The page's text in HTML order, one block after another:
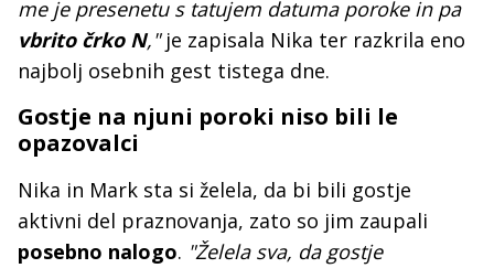
me je presenetu s tatujem datuma poroke in pa
vbrito črko N," je zapisala Nika ter razkrila eno
najbolj osebnih gest tistega dne.
Gostje na njuni poroki niso bili le
opazovalci
Nika in Mark sta si želela, da bi bili gostje
aktivni del praznovanja, zato so jim zaupali
posebno nalogo. "Želela sva, da gostje